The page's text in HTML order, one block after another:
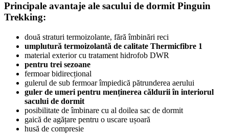
Principale avantaje ale sacului de dormit Pinguin
Trekking:
două straturi termoizolante, fără îmbinări reci
umplutură termoizolantă de calitate Thermicfibre 1
material exterior cu tratament hidrofob DWR
pentru trei sezoane
fermoar bidirecțional
gulerul de sub fermoar împiedică pătrunderea aerului
guler de umeri pentru menținerea căldurii în interiorul
sacului de dormit
posibilitate de îmbinare cu al doilea sac de dormit
gaică de agățare pentru o uscare ușoară
husă de compresie